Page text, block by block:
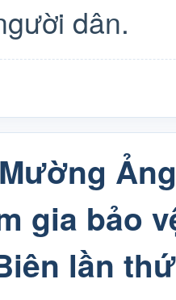
dân.
gia bảo
lần